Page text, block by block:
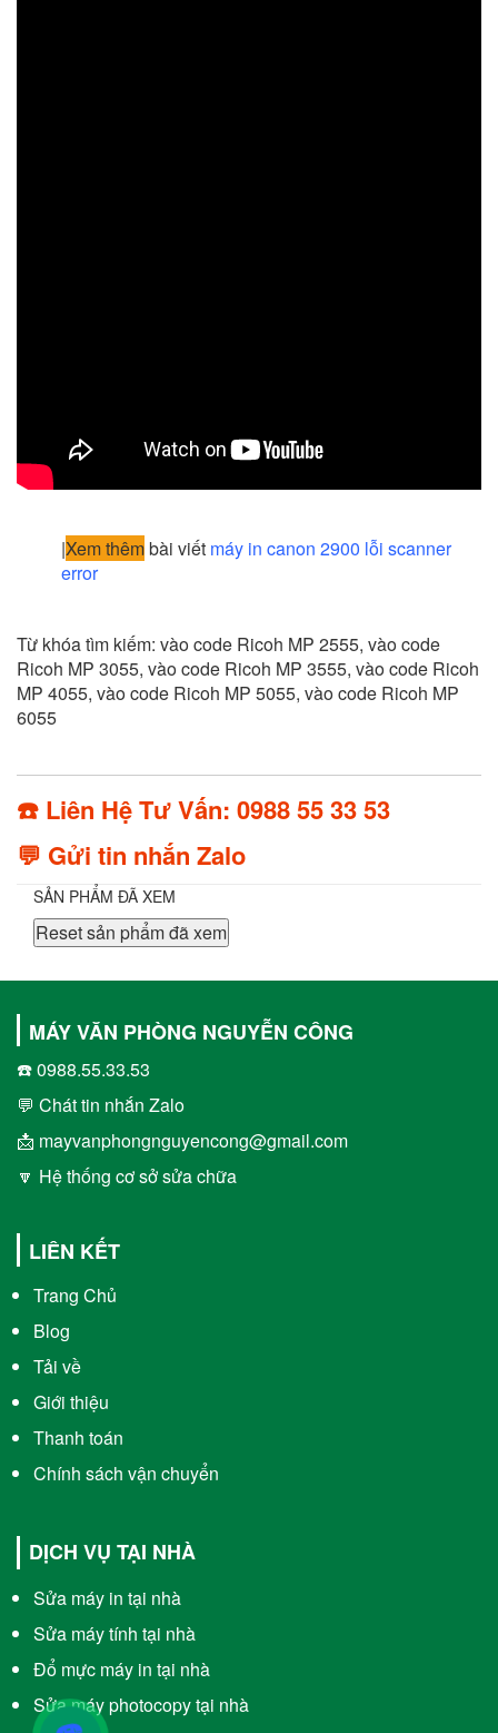
|Xem thêmbài viết máy in canon 2900 lỗi scanner
error
Từ khóa tìm kiếm: vào code Ricoh MP 2555, vào code
Ricoh MP 3055, vào code Ricoh MP 3555, vào code Ricoh
MP 4055, vào code Ricoh MP 5055, vào code Ricoh MP
6055
☎️ Liên Hệ Tư Vấn: 0988 55 33 53
💬 Gửi tin nhắn Zalo
SẢN PHẨM ĐÃ XEM
Reset sản phẩm đã xem
MÁY VĂN PHÒNG NGUYỄN CÔNG
☎️ 0988.55.33.53
💬 Chát tin nhắn Zalo
📩 mayvanphongnguyencong@gmail.com
🔽 Hệ thống cơ sở sửa chữa
LIÊN KẾT
Trang Chủ
Blog
Tải về
Giới thiệu
Thanh toán
Chính sách vận chuyển
DỊCH VỤ TẠI NHÀ
Sửa máy in tại nhà
Sửa máy tính tại nhà
Đổ mực máy in tại nhà
Sửa máy photocopy tại nhà